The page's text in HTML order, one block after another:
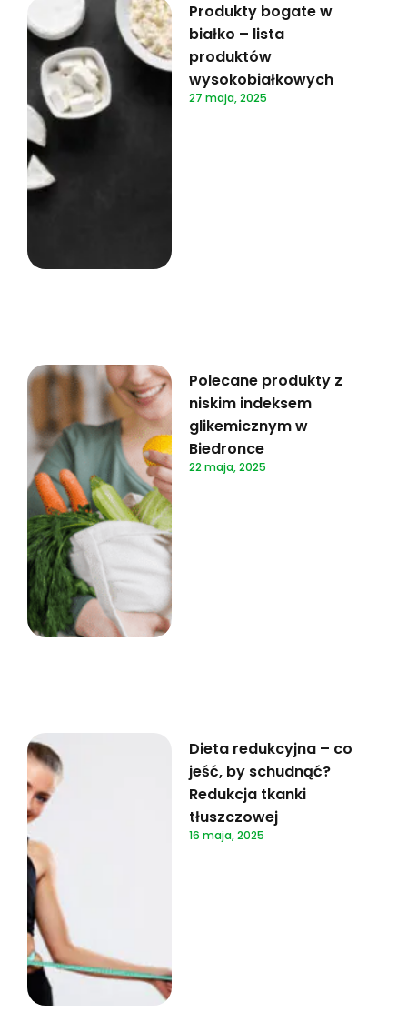
Produkty bogate w
białko – lista
produktów
wysokobiałkowych
27 maja, 2025
Polecane produkty z
niskim indeksem
glikemicznym w
Biedronce
22 maja, 2025
Dieta redukcyjna – co
jeść, by schudnąć?
Redukcja tkanki
tłuszczowej
16 maja, 2025